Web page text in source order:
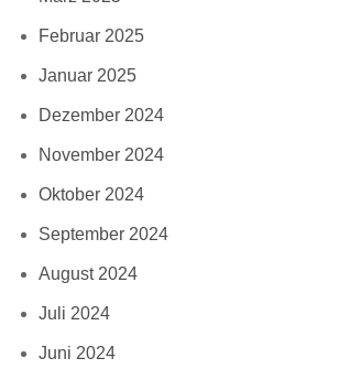
Februar 2025
Januar 2025
Dezember 2024
November 2024
Oktober 2024
September 2024
August 2024
Juli 2024
Juni 2024